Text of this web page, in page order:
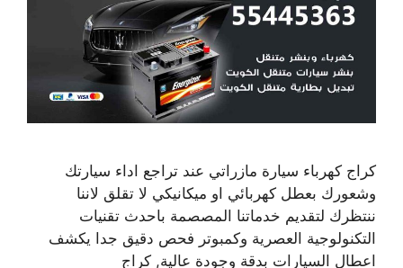
كراج كهرباء سيارة مازراتي عند تراجع اداء سيارتك
وشعورك بعطل كهربائي او ميكانيكي لا تقلق لاننا
ننتظرك لتقديم خدماتنا المصصمة باحدث تقنيات
التكنولوجية العصرية وكمبوتر فحص دقيق جدا يكشف
اعطال السيارات بدقة وجودة عالية, كراج